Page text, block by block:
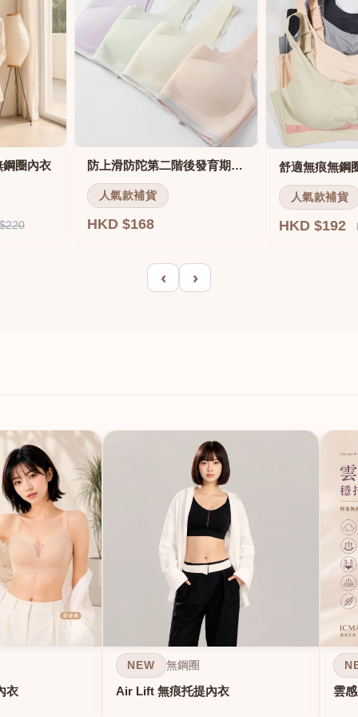
鋼圈內衣 防上滑防陀第二階後發育期內衣
人氣款補貨
HKD $168
人氣款補貨
HKD $192
‹ ›
衣
NEW 無鋼圈
Air Lift 無痕托提內衣 雲